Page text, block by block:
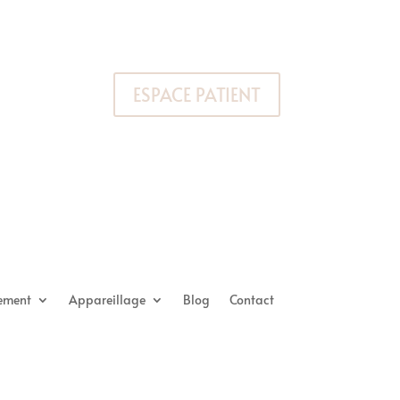
ESPACE PATIENT
Appareillage Blog Contact